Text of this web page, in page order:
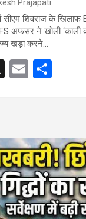
Prajapati
सीएम शिवराज के खिलाफ
अफसर ने खोली ‘काली
खड़ा करने…
X
E